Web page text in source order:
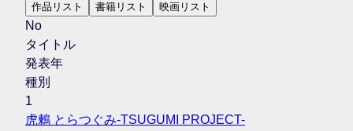
作品リスト 書籍リスト 映画リスト
No
タイトル
発表年
種別
1
虎鶫 とらつぐみ-TSUGUMI PROJECT-